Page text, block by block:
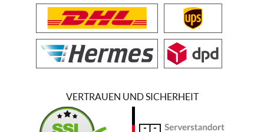
VERTRAUEN UND SICHERHEIT